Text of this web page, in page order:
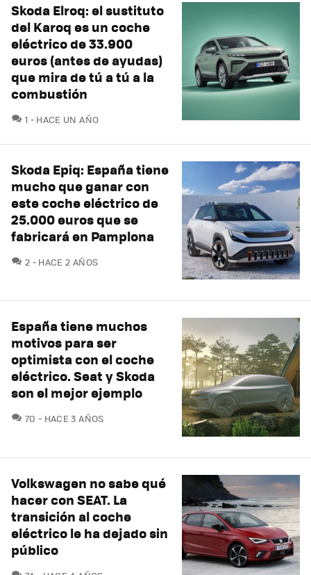
Skoda Elroq: el sustituto
del Karoq es un coche
eléctrico de 33.900
euros (antes de ayudas)
que mira de tú a tú a la
combustión
1 COMENTARIOS
HACE UN AÑO
Skoda Epiq: España tiene
mucho que ganar con
este coche eléctrico de
25.000 euros que se
fabricará en Pamplona
2 COMENTARIOS
HACE 2 AÑOS
España tiene muchos
motivos para ser
optimista con el coche
eléctrico. Seat y Skoda
son el mejor ejemplo
70 COMENTARIOS
HACE 3 AÑOS
Volkswagen no sabe qué
hacer con SEAT. La
transición al coche
eléctrico le ha dejado sin
público